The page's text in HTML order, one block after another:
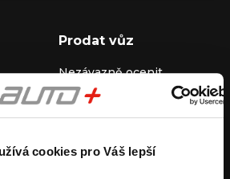
cookies pro Váš lepší
Prodat vůz
Nezávazně ocenit
Průběh výkupu vozu
Společnost